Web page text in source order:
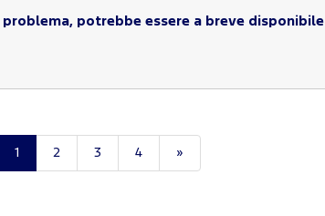
problema, potrebbe essere a breve disponibile
1 2 3 4 »